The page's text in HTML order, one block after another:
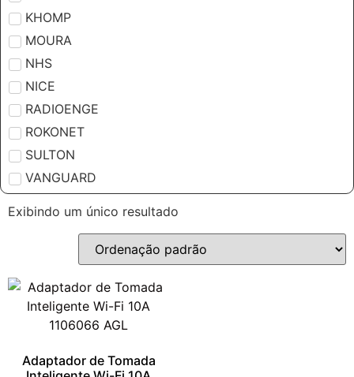
KHOMP
MOURA
NHS
NICE
RADIOENGE
ROKONET
SULTON
VANGUARD
Exibindo um único resultado
Adaptador de Tomada